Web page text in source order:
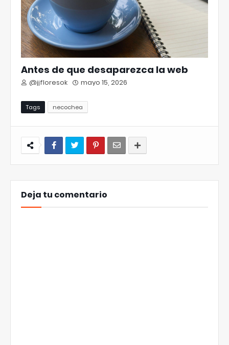
Antes de que desaparezca la web
@jjfloresok mayo 15, 2026
Tags necochea
Deja tu comentario